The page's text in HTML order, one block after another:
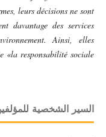
leurs décisions ne sont
davantage des services
Ainsi, elles
«la responsabilité sociale
السير الشخصية